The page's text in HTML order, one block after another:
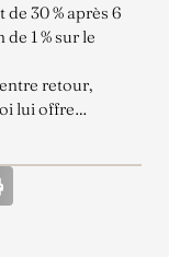
30 % après 6
1 % sur le
retour,
lui offre…